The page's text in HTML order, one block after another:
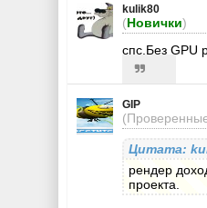
kulik80
(Новички)
спс.Без GPU
GIP
Цитата:
рендер
проекта.